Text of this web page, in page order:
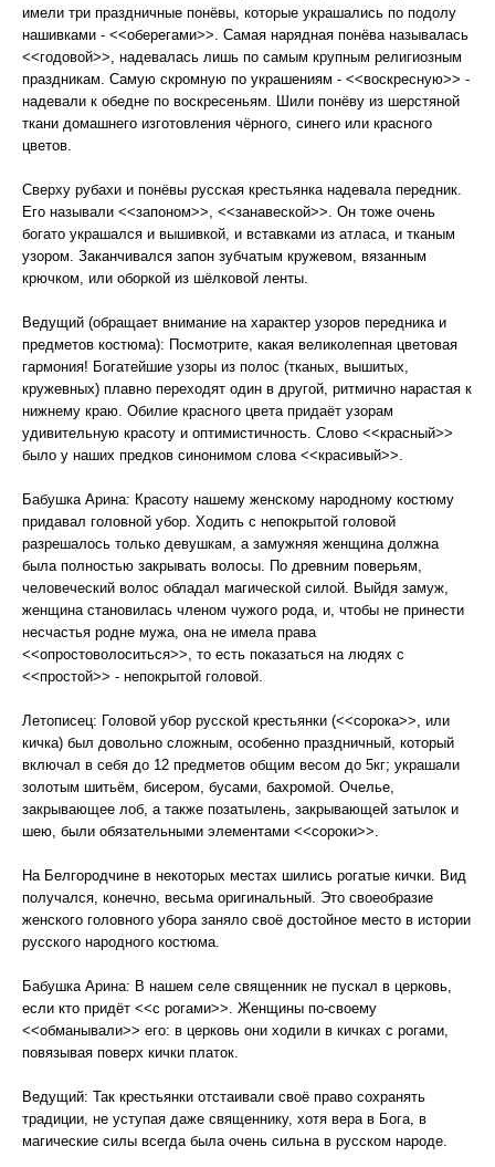
имели три праздничные понёвы, которые украшались по подолу
нашивками - <<оберегами>>. Самая нарядная понёва называлась
<<годовой>>, надевалась лишь по самым крупным религиозным
праздникам. Самую скромную по украшениям - <<воскресную>> -
надевали к обедне по воскресеньям. Шили понёву из шерстяной
ткани домашнего изготовления чёрного, синего или красного
цветов.
Сверху рубахи и понёвы русская крестьянка надевала передник.
Его называли <<запоном>>, <<занавеской>>. Он тоже очень
богато украшался и вышивкой, и вставками из атласа, и тканым
узором. Заканчивался запон зубчатым кружевом, вязанным
крючком, или оборкой из шёлковой ленты.
Ведущий (обращает внимание на характер узоров передника и
предметов костюма): Посмотрите, какая великолепная цветовая
гармония! Богатейшие узоры из полос (тканых, вышитых,
кружевных) плавно переходят один в другой, ритмично нарастая к
нижнему краю. Обилие красного цвета придаёт узорам
удивительную красоту и оптимистичность. Слово <<красный>>
было у наших предков синонимом слова <<красивый>>.
Бабушка Арина: Красоту нашему женскому народному костюму
придавал головной убор. Ходить с непокрытой головой
разрешалось только девушкам, а замужняя женщина должна
была полностью закрывать волосы. По древним поверьям,
человеческий волос обладал магической силой. Выйдя замуж,
женщина становилась членом чужого рода, и, чтобы не принести
несчастья родне мужа, она не имела права
<<опростоволоситься>>, то есть показаться на людях с
<<простой>> - непокрытой головой.
Летописец: Головой убор русской крестьянки (<<сорока>>, или
кичка) был довольно сложным, особенно праздничный, который
включал в себя до 12 предметов общим весом до 5кг; украшали
золотым шитьём, бисером, бусами, бахромой. Очелье,
закрывающее лоб, а также позатылень, закрывающей затылок и
шею, были обязательными элементами <<сороки>>.
На Белгородчине в некоторых местах шились рогатые кички. Вид
получался, конечно, весьма оригинальный. Это своеобразие
женского головного убора заняло своё достойное место в истории
русского народного костюма.
Бабушка Арина: В нашем селе священник не пускал в церковь,
если кто придёт <<с рогами>>. Женщины по-своему
<<обманывали>> его: в церковь они ходили в кичках с рогами,
повязывая поверх кички платок.
Ведущий: Так крестьянки отстаивали своё право сохранять
традиции, не уступая даже священнику, хотя вера в Бога, в
магические силы всегда была очень сильна в русском народе.